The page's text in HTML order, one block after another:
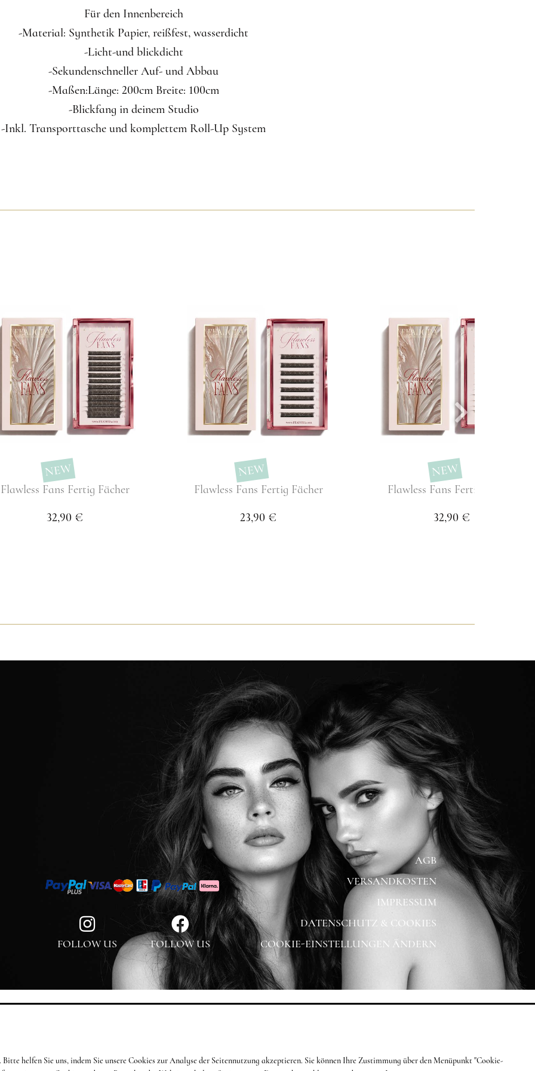
Für den Innenbereich
-Material: Synthetik Papier, reißfest, wasserdicht
-Licht-und blickdicht
-Sekundenschneller Auf- und Abbau
-Maßen:Länge: 200cm Breite: 100cm
-Blickfang in deinem Studio
-Inkl. Transporttasche und komplettem Roll-Up System
NEW
Flawless Fans Fertig Fächer
32,90 €
NEW
Flawless Fans Fertig Fächer
23,90 €
NEW
Flawless Fans Fertig Fächer
32,90 €
FOLLOW US FOLLOW US
AGB
VERSANDKOSTEN
IMPRESSUM
DATENSCHUTZ & COOKIES
COOKIE-EINSTELLUNGEN ÄNDERN
helfen Sie uns, indem Sie unsere Cookies zur Analyse der Seitennutzung akzeptieren. Sie können Ihre Zustimmung über den Menüpunkt "Cookie-